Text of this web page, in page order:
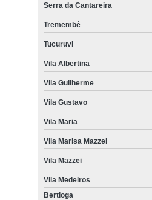
Serra da Cantareira
Tremembé
Tucuruvi
Vila Albertina
Vila Guilherme
Vila Gustavo
Vila Maria
Vila Marisa Mazzei
Vila Mazzei
Vila Medeiros
Bertioga